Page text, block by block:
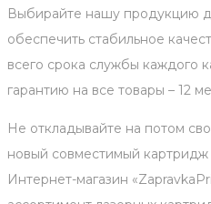
Выбирайте нашу продукцию
обеспечить стабильное
всего срока службы каждого
гарантию на все товары – 12
Не откладывайте на потом
новый совместимый картридж
Интернет-магазин